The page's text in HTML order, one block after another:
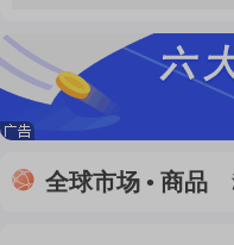
全球市场 • 商品